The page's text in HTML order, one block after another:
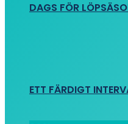
DAGS FÖR
ETT FÄRDIGT